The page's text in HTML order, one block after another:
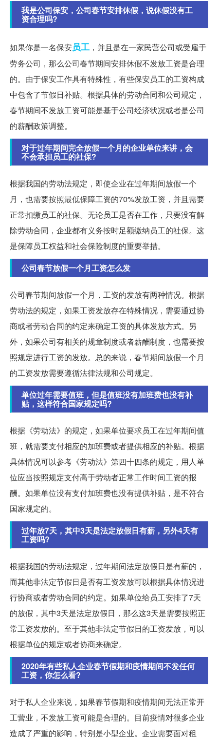
我是公司保安，公司春节安排休假，说休假没有工
资合理吗?
如果你是一名保安员工 ，并且是在一家民营公司或受雇于
劳务公司，那么公司春节期间安排休假不发放工资是合理
的。由于保安工作具有特殊性，有些保安员工的工资构成
中包含了节假日补贴。根据具体的劳动合同和公司规定，
春节期间不发放工资可能是基于公司经济状况或者是公司
的薪酬政策调整。
对于过年期间完全放假一个月的企业单位来讲，会
不会承担员工的社保?
根据我国的劳动法规定，即使企业在过年期间放假一个
月，也需要按照最低保障工资的70%发放工资，并且需要
正常扣缴员工的社保。无论员工是否在工作，只要没有解
除劳动合同，企业都有义务按时足额缴纳员工的社保。这
是保障员工权益和社会保险制度的重要举措。
公司春节放假一个月工资怎么发
公司春节期间放假一个月，工资的发放有两种情况。根据
劳动法的规定，如果工资发放存在特殊情况，需要通过协
商或者劳动合同的约定来确定工资的具体发放方式。另
外，如果公司有相关的规章制度或者薪酬制度，也需要按
照规定进行工资的发放。总的来说，春节期间放假一个月
的工资发放需要遵循法律法规和公司规定。
单位过年需要值班，但是值班没有加班费也没有补
贴，这样符合国家规定吗?
根据《劳动法》的规定，如果单位要求员工在过年期间值
班，就需要支付相应的加班费或者提供相应的补贴。根据
具体情况可以参考《劳动法》第四十四条的规定，用人单
位应当按照规定支付高于劳动者正常工作时间工资的报
酬。如果单位没有支付加班费也没有提供补贴，是不符合
国家规定的。
过年放7天，其中3天是法定放假日有薪，另外4天有
工资吗?
根据我国的劳动法规定，过年期间法定放假日是有薪的，
而其他非法定节假日是否有工资发放可以根据具体情况进
行协商或者劳动合同的约定。如果单位给员工安排了7天
的放假，其中3天是法定放假日，那么这3天是需要按照正
常工资发放的。至于其他非法定节假日的工资发放，可以
根据单位的规定或者协商来确定。
2020年有些私人企业春节假期和疫情期间不发任何
工资，你怎么看?
对于私人企业来说，如果春节假期和疫情期间无法正常开
工营业，不发放工资可能是合理的。目前疫情对很多企业
造成了严重的影响，特别是小型企业。企业需要面对租